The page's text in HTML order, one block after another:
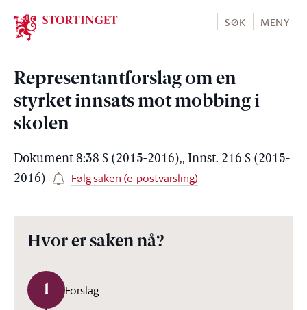
Stortinget.no
SØK MENY
Representantforslag om en
styrket innsats mot mobbing i
skolen
Dokument 8:38 S (2015-2016),, Innst. 216 S (2015-
2016)
Følg saken (e-postvarsling)
Hvor er saken nå?
1 Forslag